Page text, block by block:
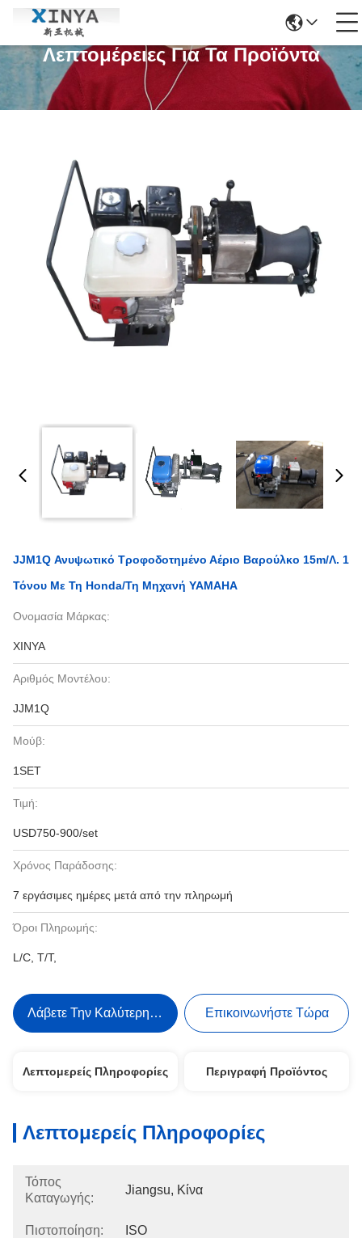
Λεπτομέρειες Για Τα Προϊόντα
JJM1Q Ανυψωτικό Τροφοδοτημένο Αέριο Βαρούλκο 15m/λ. 1
Τόνου Με Τη Honda/τη Μηχανή YAMAHA
Ονομασία Μάρκας:
XINYA
Αριθμός Μοντέλου:
JJM1Q
Μούβ:
1SET
Τιμή:
USD750-900/set
Χρόνος Παράδοσης:
7 εργάσιμες ημέρες μετά από την πληρωμή
Όροι Πληρωμής:
L/C, T/T,
Λάβετε Την Καλύτερη Τιμή Επικοινωνήστε Τώρα
Λεπτομερείς Πληροφορίες Περιγραφή Προϊόντος
Λεπτομερείς Πληροφορίες
Τόπος
Καταγωγής:
Jiangsu, Κίνα
Πιστοποίηση: ISO